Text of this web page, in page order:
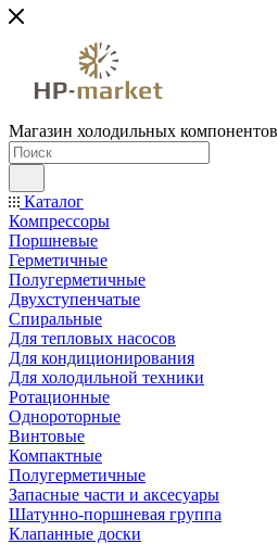
Магазин холодильных компонентов
Каталог
Компрессоры
Поршневые
Герметичные
Полугерметичные
Двухступенчатые
Спиральные
Для тепловых насосов
Для кондиционирования
Для холодильной техники
Ротационные
Однороторные
Винтовые
Компактные
Полугерметичные
Запасные части и аксесуары
Шатунно-поршневая группа
Клапанные доски